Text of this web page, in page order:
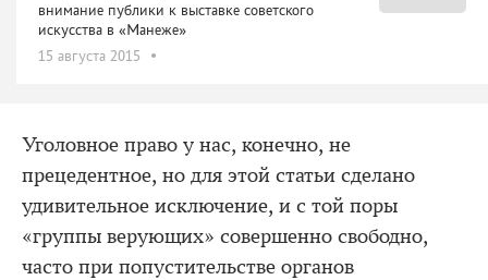
внимание публики к выставке советского
искусства в «Манеже»
15 августа 2015
Уголовное право у нас, конечно, не
прецедентное, но для этой статьи сделано
удивительное исключение, и с той поры
«группы верующих» совершенно свободно,
часто при попустительстве органов